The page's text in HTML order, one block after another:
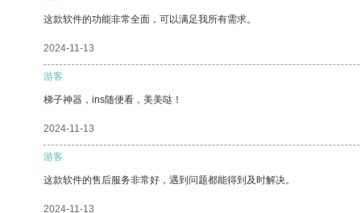
这款软件的功能非常全面，可以满足我所有需求。
2024-11-13
游客
梯子神器，ins随便看，美美哒！
2024-11-13
游客
这款软件的售后服务非常好，遇到问题都能得到及时解决。
2024-11-13